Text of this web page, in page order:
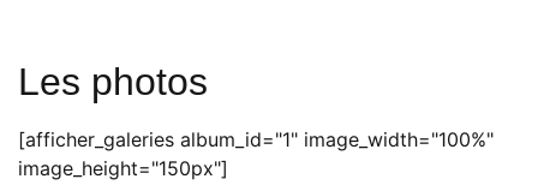
Les photos
[afficher_galeries album_id="1" image_width="100%"
image_height="150px"]